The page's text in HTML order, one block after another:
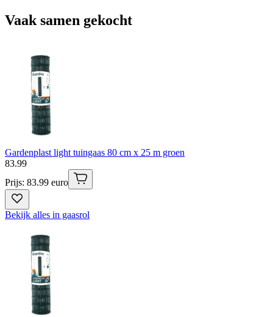
Vaak samen gekocht
Gardenplast light tuingaas 80 cm x 25 m groen
83.99
Prijs: 83.99 euro
Bekijk alles in gaasrol